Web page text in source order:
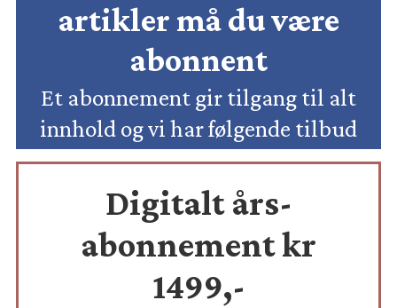
artikler må du være
abonnent
Et abonnement gir tilgang til alt
innhold og vi har følgende tilbud
Digitalt års-
abonnement kr
1499,-